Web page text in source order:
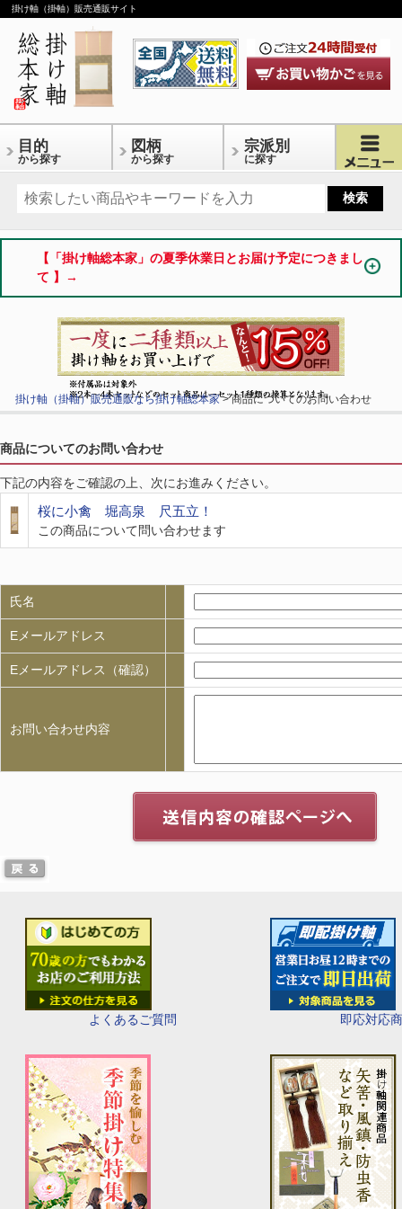
掛け軸（掛軸）販売通販サイト
目的
から探す
図柄
から探す
宗派別
に探す
【「掛け軸総本家」の夏季休業日とお届け予定につきまし
て 】→
よくあるご質問 即応対応
掛け軸（掛軸）販売通販なら掛け軸総本家> 商品についてのお問い合わせ
商品についてのお問い合わせ
下記の内容をご確認の上、次にお進みください。
桜に小禽 堀高泉 尺五立！
この商品について問い合わせます
氏名
Eメールアドレス
Eメールアドレス（確認）
お問い合わせ内容